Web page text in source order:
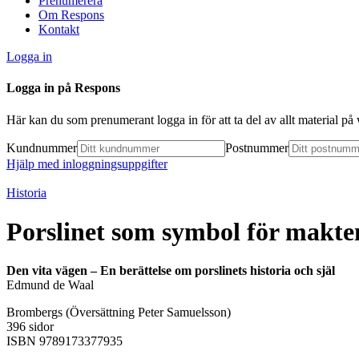
Om Respons
Kontakt
Logga in
Logga in på Respons
Här kan du som prenumerant logga in för att ta del av allt material på
Kundnummer
Postnummer
Hjälp med inloggningsuppgifter
Historia
Porslinet som symbol för
Den vita vägen – En berättelse om porslinets historia och själ
Edmund de Waal
Brombergs (Översättning Peter Samuelsson)
396 sidor
ISBN 9789173377935